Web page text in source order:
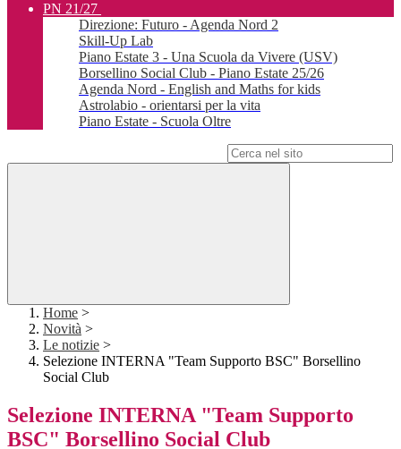
PN 21/27
Direzione: Futuro - Agenda Nord 2
Skill-Up Lab
Piano Estate 3 - Una Scuola da Vivere (USV)
Borsellino Social Club - Piano Estate 25/26
Agenda Nord - English and Maths for kids
Astrolabio - orientarsi per la vita
Piano Estate - Scuola Oltre
Home >
Novità >
Le notizie >
Selezione INTERNA "Team Supporto BSC" Borsellino
Social Club
Selezione INTERNA "Team Supporto
BSC" Borsellino Social Club